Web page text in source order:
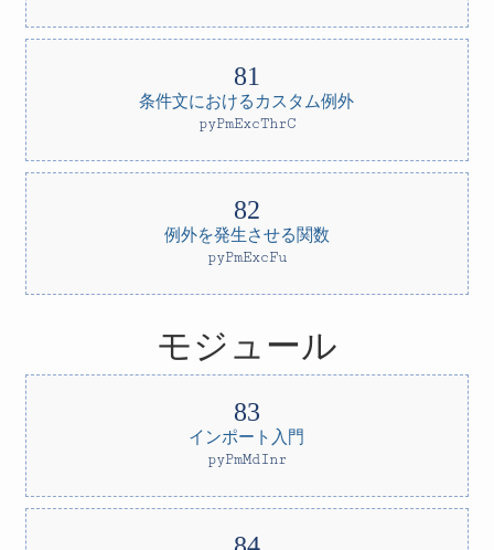
条件文におけるカスタム例外
pyPmExcThrC
例外を発生させる関数
pyPmExcFu
モジュール
インポート入門
pyPmMdInr